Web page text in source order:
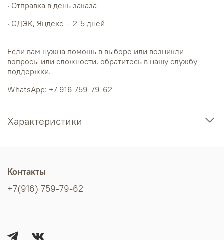
· Отправка в день заказа
· СДЭК, Яндекс — 2-5 дней
Если вам нужна помощь в выборе или возникли
вопросы или сложности, обратитесь в нашу службу
поддержки.
WhatsApp: +7 916 759-79-62
Характеристики
Контакты
+7(916) 759-79-62